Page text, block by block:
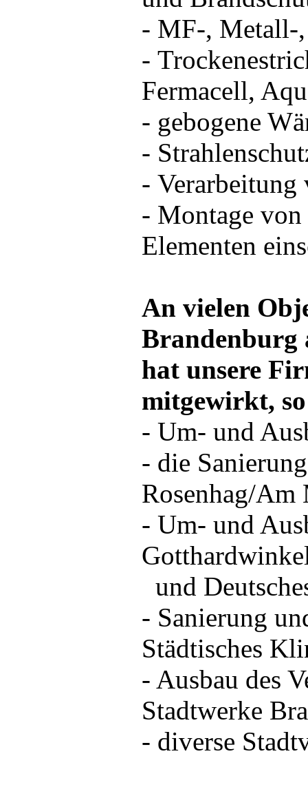
- MF-, Metall-,
-
Fermacell,
- gebogene
-
- Verarbeitung
- Montage
Elementen
An vielen
Brandenburg
hat unsere
mitgewirkt,
- Um- und
- die
Rosenhag/Am
- Um- und
und
- Sanierung
Städtisches
- Ausbau des
Stadtwerke
- diverse